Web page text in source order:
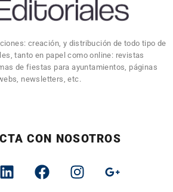
creación, y distribución de todo tipo de
tanto en papel como online: revistas
de fiestas para ayuntamientos, páginas
newsletters, etc.
CON NOSOTROS